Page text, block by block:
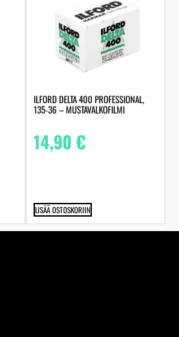
ILFORD DELTA 400 PROFESSIONAL,
135-36 – MUSTAVALKOFILMI
14,90€
LISÄÄ OSTOSKORIIN